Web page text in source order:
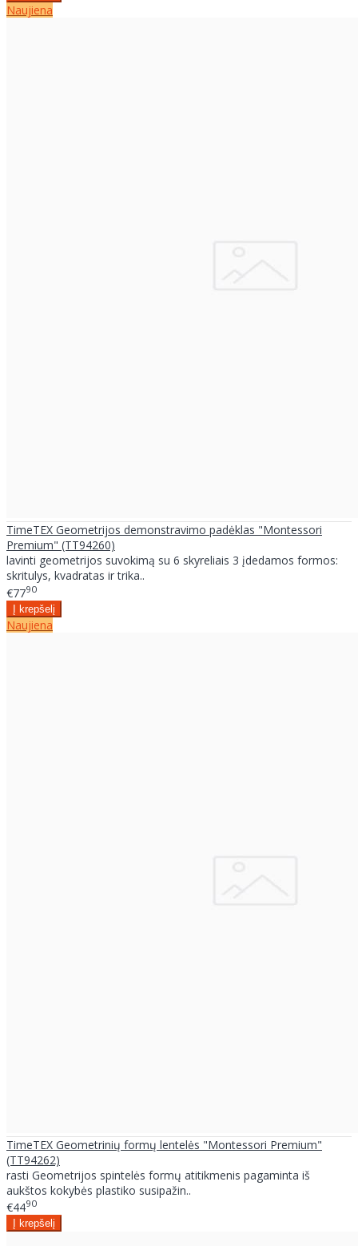
Naujiena
TimeTEX Geometrijos demonstravimo padėklas "Montessori
Premium" (TT94260)
lavinti geometrijos suvokimą su 6 skyreliais 3 įdedamos formos:
skritulys, kvadratas ir trika..
€7790
Naujiena
TimeTEX Geometrinių formų lentelės "Montessori Premium"
(TT94262)
rasti Geometrijos spintelės formų atitikmenis pagaminta iš
aukštos kokybės plastiko susipažin..
€4490